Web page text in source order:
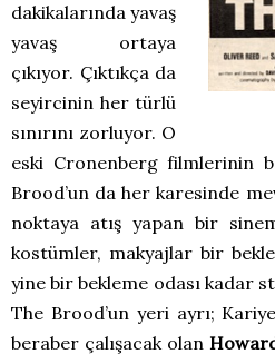
dakikalarında yavaş
yavaş ortaya
çıkıyor. Çıktıkça da
seyircinin her türlü
sınırını zorluyor. O
eski Cronenberg filmlerinin
Brood’un da her karesinde
noktaya atış yapan bir
kostümler, makyajlar bir
yine bir bekleme odası kadar
The Brood’un yeri ayrı;
beraber çalışacak olan